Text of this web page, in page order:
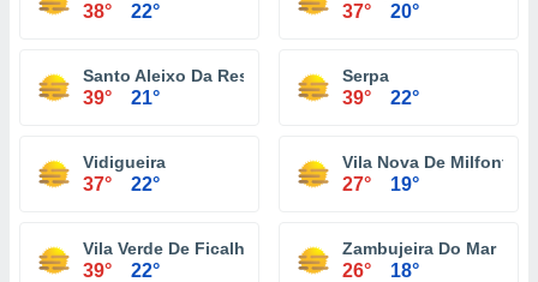
38° 22° 37° 20°
Santo Aleixo Da Restauração
39° 21°
Serpa
39° 22°
Vidigueira
37° 22°
Vila Nova De Milfontes
27° 19°
Vila Verde De Ficalho
39° 22°
Zambujeira Do Mar
26° 18°